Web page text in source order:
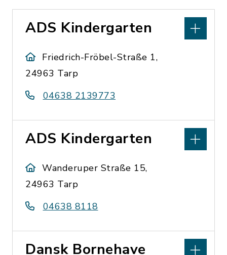
ADS Kindergarten
Friedrich-Fröbel-Straße 1,
24963 Tarp
04638 2139773
ADS Kindergarten
Wanderuper Straße 15,
24963 Tarp
04638 8118
Dansk Bornehave